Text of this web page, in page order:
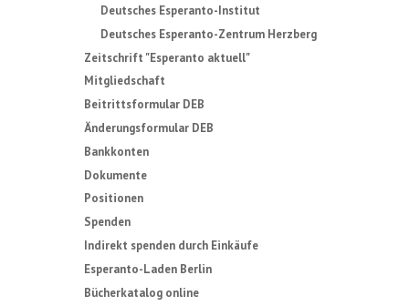
Deutsches Esperanto-Institut
Deutsches Esperanto-Zentrum Herzberg
Zeitschrift "Esperanto aktuell"
Mitgliedschaft
Beitrittsformular DEB
Änderungsformular DEB
Bankkonten
Dokumente
Positionen
Spenden
Indirekt spenden durch Einkäufe
Esperanto-Laden Berlin
Bücherkatalog online